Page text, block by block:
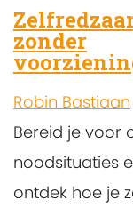
zonder
Robin Bastiaan
Bereid je voor
noodsituaties
ontdek hoe je